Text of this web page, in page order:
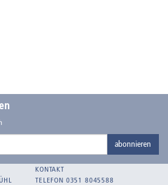
Otto Koehler
abonnieren
KONTAKT
TELEFON 0351 8045588